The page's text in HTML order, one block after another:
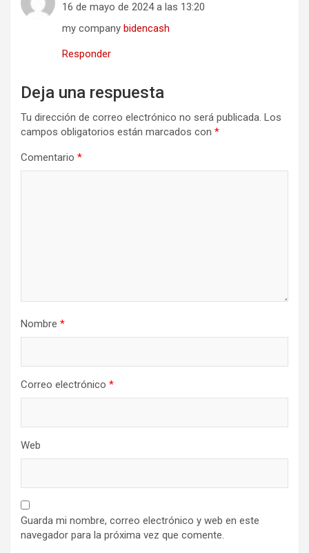
16 de mayo de 2024 a las 13:20
my company bidencash
Responder
Deja una respuesta
Tu dirección de correo electrónico no será publicada. Los
campos obligatorios están marcados con *
Comentario *
Nombre *
Correo electrónico *
Web
Guarda mi nombre, correo electrónico y web en este
navegador para la próxima vez que comente.